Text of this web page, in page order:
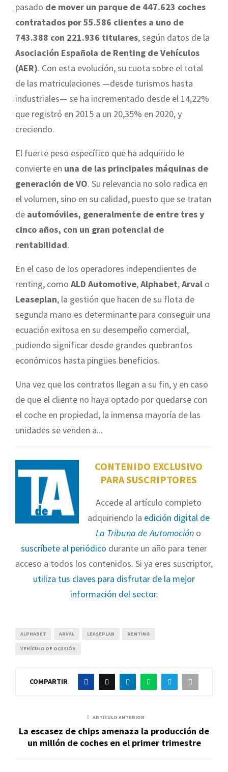
pasado de mover un parque de 447.623 coches
contratados por 55.586 clientes a uno de
743.388 con 221.936 titulares, según datos de la
Asociación Española de Renting de Vehículos
(AER). Con esta evolución, su cuota sobre el total
de las matriculaciones —desde turismos hasta
industriales— se ha incrementado desde el 14,22%
que registró en 2015 a un 20,35% en 2020, y
creciendo.
El fuerte peso específico que ha adquirido le
convierte en una de las principales máquinas de
generación de VO. Su relevancia no solo radica en
el volumen, sino en su calidad, puesto que se tratan
de automóviles, generalmente de entre tres y
cinco años, con un gran potencial de
rentabilidad.
En el caso de los operadores independientes de
renting, como ALD Automotive,Alphabet,Arval o
Leaseplan, la gestión que hacen de su flota de
segunda mano es determinante para conseguir una
ecuación exitosa en su desempeño comercial,
pudiendo significar desde grandes quebrantos
económicos hasta pingües beneficios.
Una vez que los contratos llegan a su fin, y en caso
de que el cliente no haya optado por quedarse con
el coche en propiedad, la inmensa mayoría de las
unidades se venden a...
CONTENIDO EXCLUSIVO
PARA SUSCRIPTORES
Accede al artículo completo
adquiriendo la edición digital de
La Tribuna de Automoción o
suscríbete al periódico durante un año para tener
acceso a todos los contenidos. Si ya eres suscriptor,
utiliza tus claves para disfrutar de la mejor
información del sector.
ALPHABET ARVAL LEASEPLAN RENTING
VEHÍCULO DE OCASIÓN
COMPARTIR
ARTÍCULO ANTERIOR
La escasez de chips amenaza la producción de
un millón de coches en el primer trimestre